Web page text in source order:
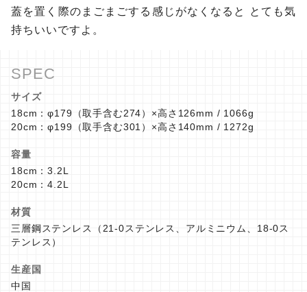
蓋を置く際のまごまごする感じがなくなると
とても気
持ちいいですよ。
サイズ
18cm：φ179（取手含む274）×高さ126mm / 1066g
20cm：φ199（取手含む301）×高さ140mm / 1272g
容量
18cm：3.2L
20cm：4.2L
材質
三層鋼ステンレス（21-0ステンレス、アルミニウム、18-0ス
テンレス）
生産国
中国